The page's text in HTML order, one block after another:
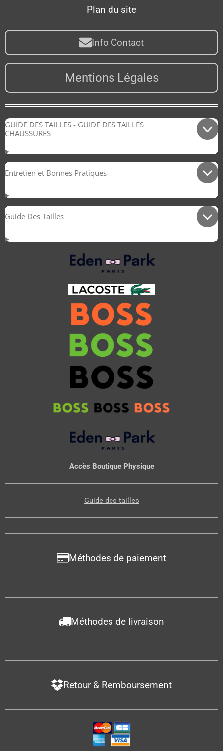
Plan du site
Info Contact
Mentions Légales
GUIDE DES TAILLES - GUIDE DES TAILLES
CHAUSSURES
Entretien et Bonnes Pratiques
Guide Des Tailles
Accès Boutique Physique
Guide des tailles
Méthodes de paiement
Méthodes de livraison
Retour & Remboursement